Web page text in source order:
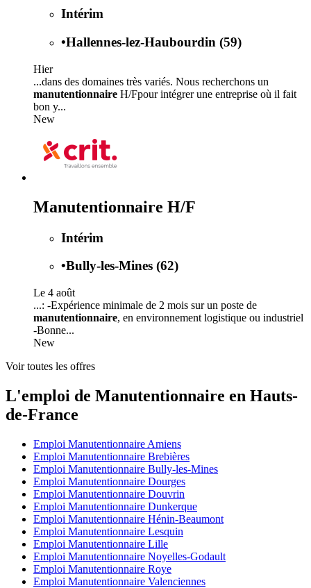
Intérim
•Hallennes-lez-Haubourdin (59)
Hier
...dans des domaines très variés. Nous recherchons un
manutentionnaire H/Fpour intégrer une entreprise où il fait
bon y...
New
Manutentionnaire H/F
Intérim
•Bully-les-Mines (62)
Le 4 août
...: -Expérience minimale de 2 mois sur un poste de
manutentionnaire, en environnement logistique ou industriel
-Bonne...
New
Voir toutes les offres
L'emploi de Manutentionnaire en Hauts-
de-France
Emploi Manutentionnaire Amiens
Emploi Manutentionnaire Brebières
Emploi Manutentionnaire Bully-les-Mines
Emploi Manutentionnaire Dourges
Emploi Manutentionnaire Douvrin
Emploi Manutentionnaire Dunkerque
Emploi Manutentionnaire Hénin-Beaumont
Emploi Manutentionnaire Lesquin
Emploi Manutentionnaire Lille
Emploi Manutentionnaire Noyelles-Godault
Emploi Manutentionnaire Roye
Emploi Manutentionnaire Valenciennes